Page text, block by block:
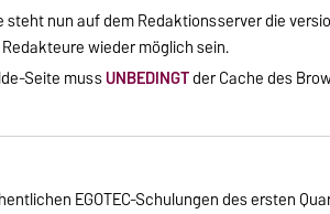
nun auf dem Redaktionsserver die
wieder möglich sein.
Seite mussUNBEDINGTder Cache des
EGOTEC-Schulungen des ersten